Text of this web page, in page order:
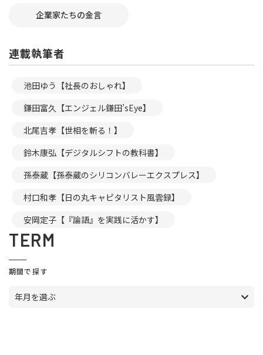
企業家たちの金言
連載執筆者
池田ゆう【社長のおしゃれ】
鎌田富久【エンジェル鎌田’sEye】
北尾吉孝【世相を斬る！】
鈴木康弘【デジタルシフトの教科書】
孫泰蔵【孫泰蔵のシリコンバレーエクスプレス】
村口和孝【日の丸キャピタリスト風雲録】
安岡定子【『論語』を実践に活かす】
TERM
期間で探す
年月を選ぶ